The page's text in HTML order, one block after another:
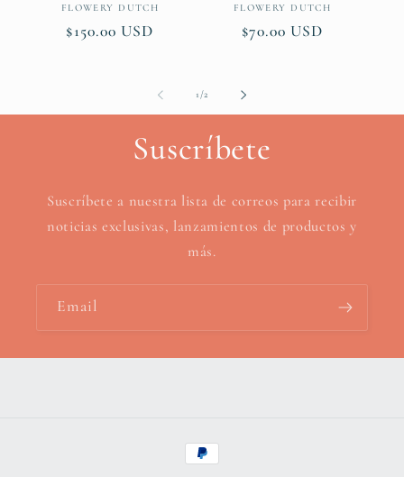
Vendor:
FLOWERY DUTCH
Regular
$150.00 USD
Vendor:
FLOWERY DUTCH
Regular
$70.00 USD
1 /of2
Suscríbete
Suscríbete a nuestra lista de correos para recibir
noticias exclusivas, lanzamientos de productos y
más.
Email
Payment